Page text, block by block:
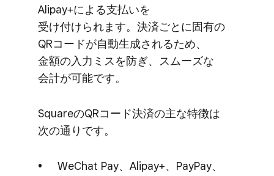
Alipay+に​よる​支払いを​
受け付けられます。​決済ごとに​固有の​
QRコードが​自動生成される​ため、​
金額の​入力ミスを​防ぎ、​スムーズな​
会計が​可能です。
Squareの​QRコード決済の​主な​特徴は​
次の​通りです。
WeChat Pay、​Alipay+、​PayPay、​